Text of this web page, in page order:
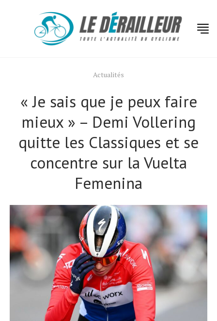
Actualités
« Je sais que je peux faire
mieux » – Demi Vollering
quitte les Classiques et se
concentre sur la Vuelta
Femenina